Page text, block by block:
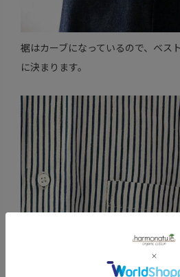
裾はカーブになっているので、ベス
に決まります。